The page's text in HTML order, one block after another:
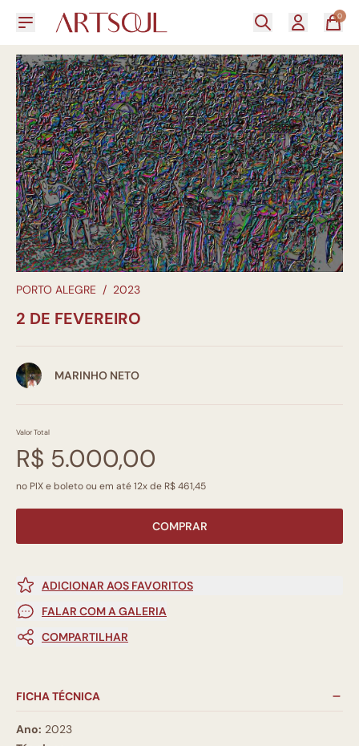
0
PORTO ALEGRE / 2023
2 DE FEVEREIRO
MARINHO NETO
Valor Total
R$ 5.000,00
no PIX e boleto ou em até 12x de R$ 461,45
COMPRAR
ADICIONAR AOS FAVORITOS
FALAR COM A GALERIA
COMPARTILHAR
FICHA TÉCNICA
Ano: 2023